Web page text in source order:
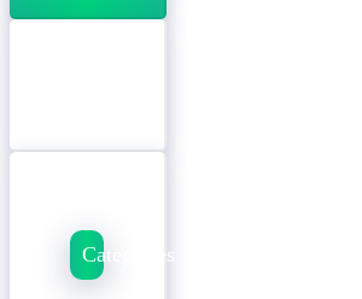
Categories